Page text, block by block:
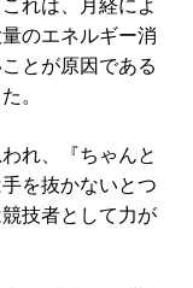
れは、月経によ
のエネルギー消
とが原因である
。
れ、『ちゃんと
を抜かないとつ
技者として力が